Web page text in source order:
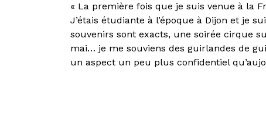
« La première fois que je suis venue à la
J’étais étudiante à l’époque à Dijon et je
souvenirs sont exacts, une soirée cirque
mai… je me souviens des guirlandes de
un aspect un peu plus confidentiel